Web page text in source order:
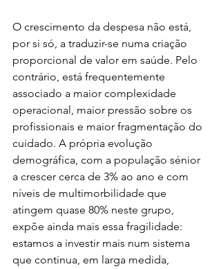
O crescimento da despesa não está,
por si só, a traduzir-se numa criação
proporcional de valor em saúde. Pelo
contrário, está frequentemente
associado a maior complexidade
operacional, maior pressão sobre os
profissionais e maior fragmentação do
cuidado. A própria evolução
demográfica, com a população sénior
a crescer cerca de 3% ao ano e com
níveis de multimorbilidade que
atingem quase 80% neste grupo,
expõe ainda mais essa fragilidade:
estamos a investir mais num sistema
que continua, em larga medida,